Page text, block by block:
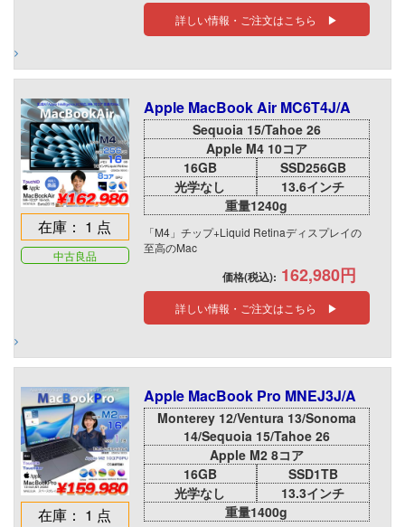
詳しい情報・ご注文はこちら ▶
在庫： 1 点
中古良品
Apple MacBook Air MC6T4J/A
Sequoia 15/Tahoe 26
Apple M4 10コア
16GB
SSD256GB
光学なし
13.6インチ
重量1240g
「M4」チップ+Liquid Retinaディスプレイの
至高のMac
価格(税込): 162,980円
詳しい情報・ご注文はこちら ▶
在庫： 1 点
Apple MacBook Pro MNEJ3J/A
Monterey 12/Ventura 13/Sonoma
14/Sequoia 15/Tahoe 26
Apple M2 8コア
16GB
SSD1TB
光学なし
13.3インチ
重量1400g